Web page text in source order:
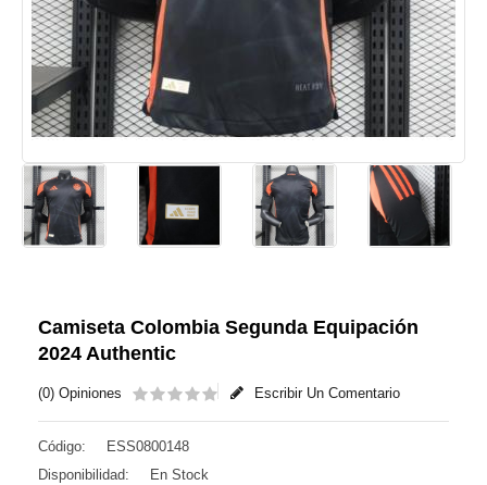
Camiseta Colombia Segunda Equipación
2024 Authentic
(0) Opiniones Escribir Un Comentario
Código:
ESS0800148
Disponibilidad:
En Stock